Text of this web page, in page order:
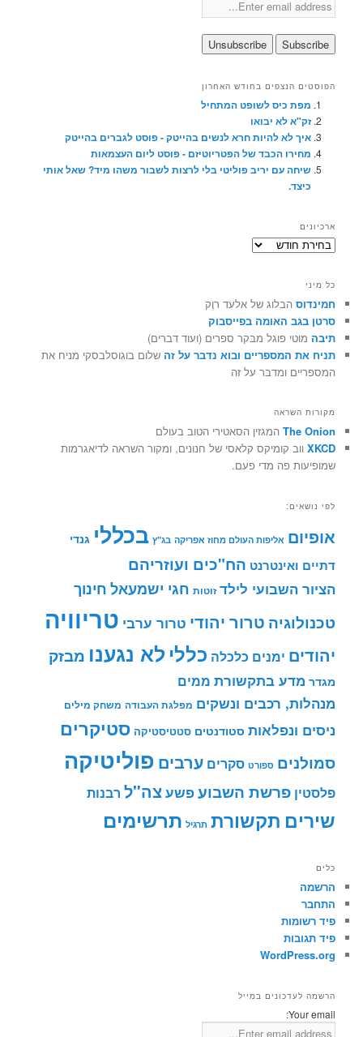
הפוסטים הנצפים בחודש האחרון
מפת כיס לשופט המתחיל
זק"א לא יבואו
איך לא להיות חרא לנשים בהייטק - פוסט לגברים בהייטק
מחירו הכבד של הפטריוטיזם - פוסט ליום העצמאות
שיחה עם יריב פוליטי בלי לרצות לשבור משהו מיד? שאל אותי
כיצד.
ארכיונים
ארכיונים
כל מיני
חמינדוס הבלוג של אלעד רוֶק
סרטן בגב האומה בפייסבוק
תיבה מוטי פוגל מבקר ספרים (ועוד דברים)
תניח את המספריים ובוא נדבר על זה שלום בוגוסלבסקי מניח את
המספריים ומדבר על זה
מקורות השראה
The Onion המגזין הסאטירי הטוב בעולם
XKCD ווב קומיקס קלאסי של חנונים, ומקור השראה לדיאגרמות
שמופיעות פה מדי פעם.
לפי נושאים:
אופיום אליפות העולם מחוז אפריקה בג"ץ בכללי גנדי
דתיים ואינטרנט הח"כים ועוזריהם
הציור השבועי לילד זוטות חגי ישמעאל חינוך
טכנולוגיה טרור יהודי טרור ערבי טריוויה
יהודים ימנים כלכלה כללי לא נגענו מבזק
מגדר מדע בתקשורת ממים
מנהלות, רכבים ונשקים מפלגת העבודה משחק מילים
ניסים ונפלאות סטודנטים סטטיסטיקה סטיקרים
סמולנים ספורט סקרים ערבים פוליטיקה
פלסטין פרשת השבועפשעצה"ל רבנות
שירים תקשורת תרגיל תרשימים
כלים
הרשמה
התחבר
פיד רשומות
פיד תגובות
WordPress.org
הרשמה לעדכונים במייל
Your email: